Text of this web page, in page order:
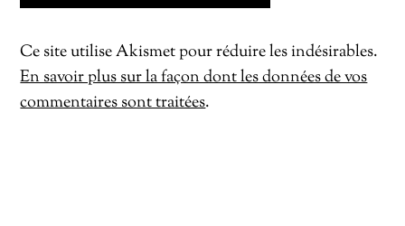
Ce site utilise Akismet pour réduire les indésirables.
En savoir plus sur la façon dont les données de vos
commentaires sont traitées.